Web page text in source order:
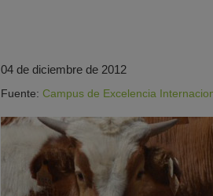
04 de diciembre de 2012
Fuente: Campus de Excelencia